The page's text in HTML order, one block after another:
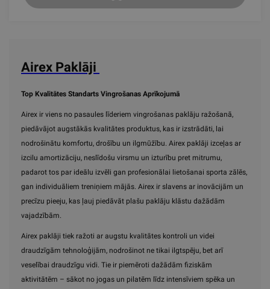
Airex Paklāji
Top Kvalitātes Standarts Vingrošanas Aprīkojumā
Airex ir viens no pasaules līderiem vingrošanas paklāju ražošanā,
piedāvājot augstākās kvalitātes produktus, kas ir izstrādāti, lai
nodrošinātu komfortu, drošību un ilgmūžību. Airex paklāji izceļas ar
izcilu amortizāciju, neslīdošu virsmu un izturību pret mitrumu,
padarot tos par ideālu izvēli gan profesionālai lietošanai sporta zālēs,
gan individuāliem treniņiem mājās. Airex ir slavens ar inovācijām un
precīzu pieeju, kas ļauj piedāvāt plašu paklāju klāstu dažādām
vajadzībām.
Airex paklāji tiek ražoti ar augstu kvalitātes kontroli un videi
draudzīgām tehnoloģijām, nodrošinot ne tikai ilgtspēju, bet arī
veselībai draudzīgu vidi. Tie ir piemēroti dažādām fiziskām
aktivitātēm – sākot no jogas un pilatēm līdz intensīviem spēka un